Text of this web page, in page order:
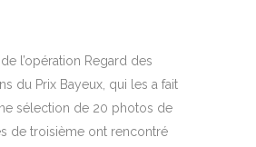
l’opération Regard des
du Prix Bayeux, qui les a fait
sélection de 20 photos de
de troisième ont rencontré